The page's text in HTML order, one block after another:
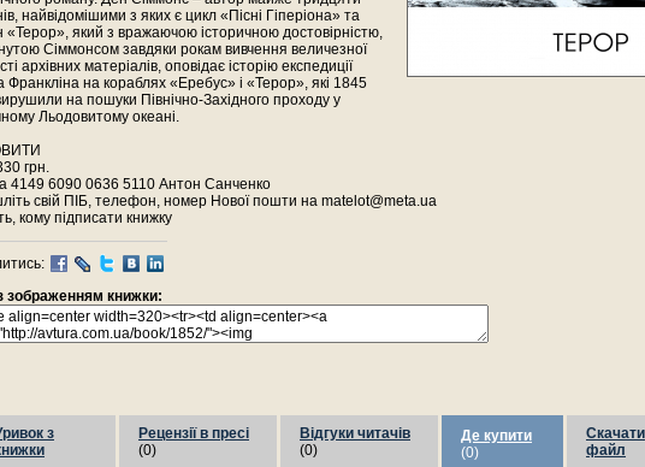
найвідомішими з яких є цикл «Пісні Гіперіона» та
«Терор», який з вражаючою історичною достовірністю,
Сіммонсом завдяки рокам вивчення величезної
архівних матеріалів, оповідає історію експедиції
Франкліна на кораблях «Еребус» і «Терор», які 1845
на пошуки Північно-Західного проходу у
Льодовитому океані.
грн.
4149 6090 0636 5110 Антон Санченко
свій ПІБ, телефон, номер Нової пошти на matelot@meta.ua
кому підписати книжку
зображенням книжки:
з
Рецензії в пресі
(0)
Відгуки читачів
(0)
Де купити
(0)
Скачати
файл